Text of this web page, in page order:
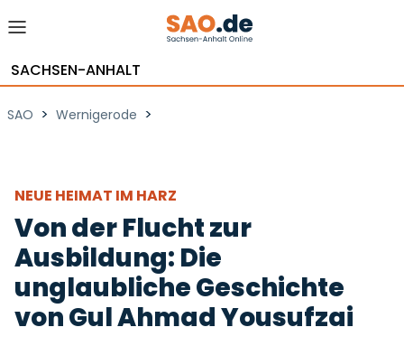
SACHSEN-ANHALT
SAO > Wernigerode >
NEUE HEIMAT IM HARZ
Von der Flucht zur
Ausbildung: Die
unglaubliche Geschichte
von Gul Ahmad Yousufzai